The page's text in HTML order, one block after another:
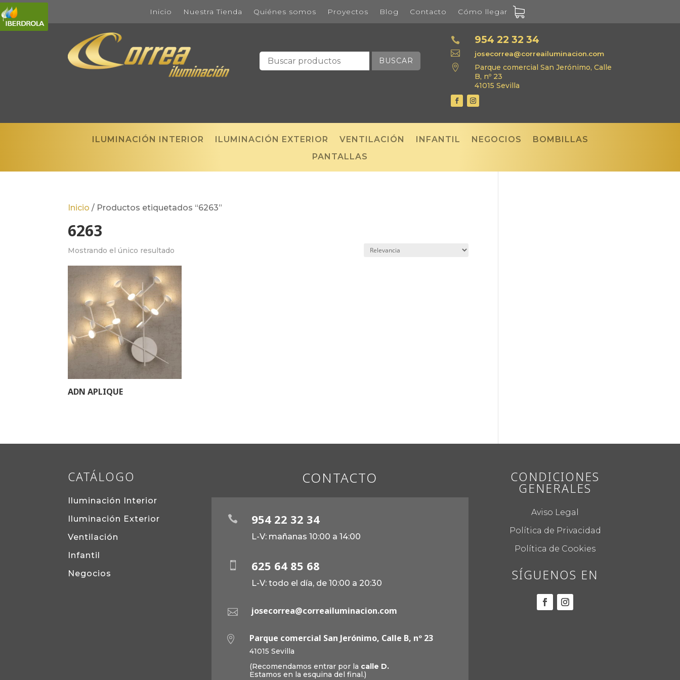
Inicio Nuestra Tienda Quiénes somos Proyectos Blog Contacto Cómo llegar
BUSCAR
 954 22 32 34
 josecorrea@correailuminacion.com

Parque comercial San Jerónimo, Calle
B, nº 23
41015 Sevilla
ILUMINACIÓN INTERIOR ILUMINACIÓN EXTERIOR VENTILACIÓN INFANTIL NEGOCIOS
BOMBILLAS
PANTALLAS
Inicio / Productos etiquetados “6263”
6263
Mostrando el único resultado
ADN APLIQUE
CATÁLOGO
Iluminación Interior
Iluminación Exterior
Ventilación
Infantil
Negocios
CONTACTO
 954 22 32 34
L-V: mañanas 10:00 a 14:00
 625 64 85 68
L-V: todo el día, de 10:00 a 20:30
 josecorrea@correailuminacion.com
 Parque comercial San Jerónimo, Calle B, nº 23
41015 Sevilla
(Recomendamos entrar por la calle D.
Estamos en la esquina del final.)
CONDICIONES
GENERALES
Aviso Legal
Política de Privacidad
Política de Cookies
SÍGUENOS EN